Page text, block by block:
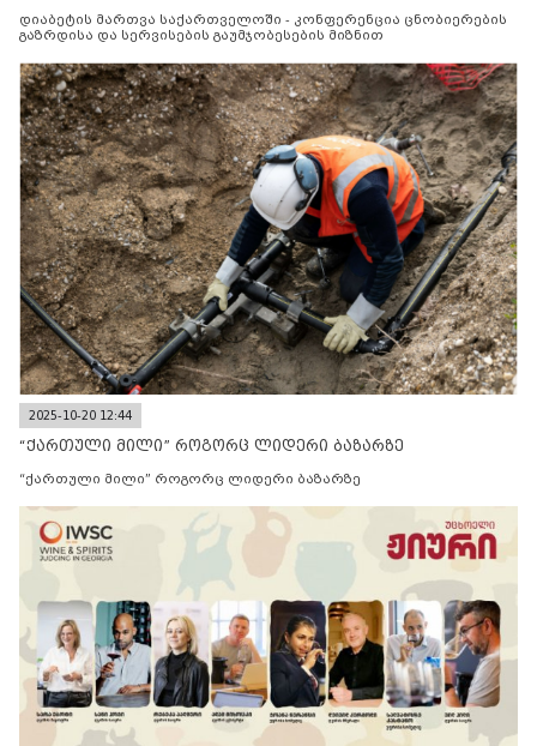
დიაბეტის მართვა საქართველოში - კონფერენცია ცნობიერების
გაზრდისა და სერვისების გაუმჯობესების მიზნით
2025-10-20 12:44
“ქართული მილი” როგორც ლიდერი ბაზარზე
“ქართული მილი” როგორც ლიდერი ბაზარზე